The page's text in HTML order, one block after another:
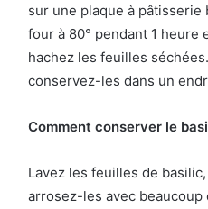
sur une plaque à pâtisserie
four à 80° pendant 1 heure
hachez les feuilles
conservez-les dans un
Comment conserver le
Lavez les feuilles de
arrosez-les avec beaucoup